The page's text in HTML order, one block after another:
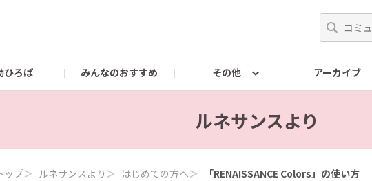
ひろば みんなのおすすめ その他 アーカイブ
ルネサンスより
ップ＞ ルネサンスより ＞ はじめての方へ＞ 「RENAISSANCE Colors」の使い方